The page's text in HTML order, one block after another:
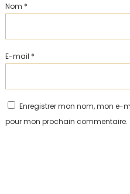
Nom *
E-mail *
Enregistrer mon nom, mon e-
pour mon prochain commentaire.